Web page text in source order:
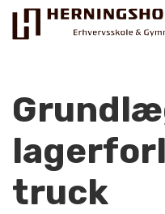
Praktisk
truck